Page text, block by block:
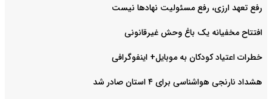
رفع تعهد ارزی، رفع مسئولیت نهادها نیست
افتتاح مخفیانه یک باغ وحش غیرقانونی
خطرات اعتیاد کودکان به موبایل+ اینفوگرافی
هشداد نارنجی هواشناسی برای ۴ استان صادر شد